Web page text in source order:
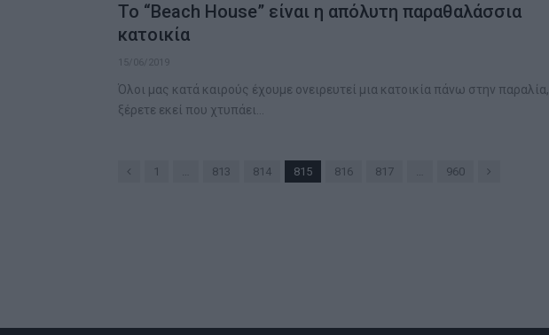
Το “Beach House” είναι η απόλυτη παραθαλάσσια
κατοικία
15/06/2019
Όλοι μας κατά καιρούς έχουμε ονειρευτεί μια κατοικία πάνω στην παραλία,
ξέρετε εκεί που χτυπάει…
Previous
1 … 813 814 815 816 817 … 960 Next